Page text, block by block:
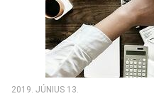
2019. JÚNIUS 13.